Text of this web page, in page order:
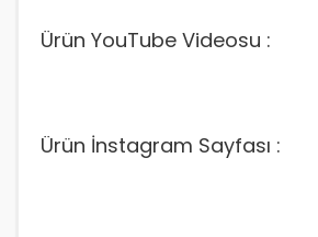
Ürün YouTube Videosu :
Ürün İnstagram Sayfası :